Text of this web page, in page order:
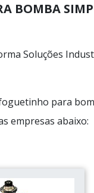
BOMBA
Soluções
para
empresas abaixo: